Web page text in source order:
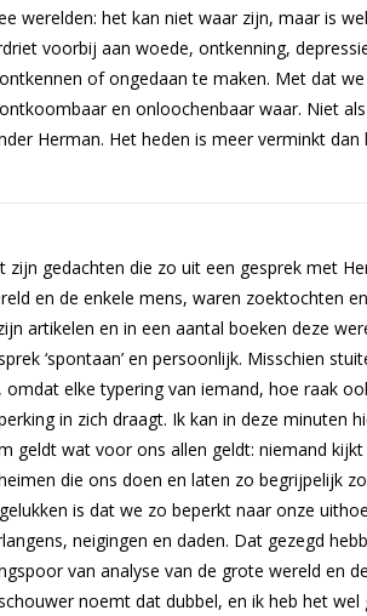
werelden: het kan niet waar zijn, maar is
voorbij aan woede, ontkenning,
of ongedaan te maken. Met dat
en onloochenbaar waar. Niet
Herman. Het heden is meer verminkt
zijn gedachten die zo uit een gesprek met
en de enkele mens, waren zoektochten
artikelen en in een aantal boeken deze
‘spontaan’ en persoonlijk. Misschien
omdat elke typering van iemand, hoe raak
in zich draagt. Ik kan in deze minuten
geldt wat voor ons allen geldt: niemand
die ons doen en laten zo begrijpelijk
is dat we zo beperkt naar onze
neigingen en daden. Dat gezegd
van analyse van de grote wereld en
noemt dat dubbel, en ik heb het